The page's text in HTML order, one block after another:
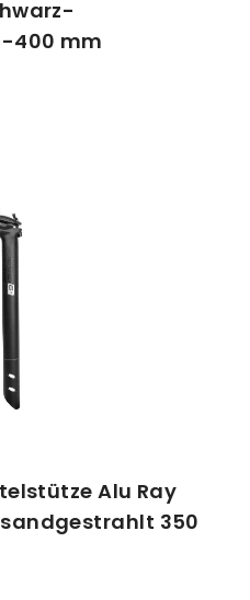
400 mm
Alu Ray
350